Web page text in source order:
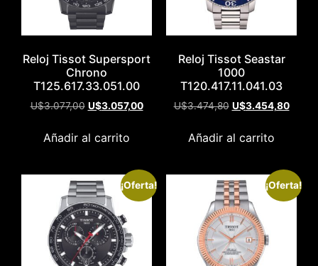
Reloj Tissot Supersport
Chrono
T125.617.33.051.00
U$3.077,00 U$3.057,00
Añadir al carrito
Reloj Tissot Seastar
1000
T120.417.11.041.03
U$3.474,80 U$3.454,80
Añadir al carrito
¡Oferta! ¡Oferta!